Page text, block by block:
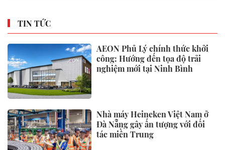
TIN TỨC
AEON Phủ Lý chính thức khởi
công: Hướng đến tọa độ trải
nghiệm mới tại Ninh Bình
Nhà máy Heineken Việt Nam ở
Đà Nẵng gây ấn tượng với đối
tác miền Trung